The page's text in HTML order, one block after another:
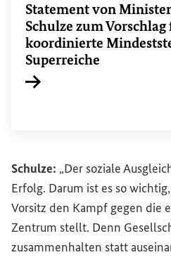
Statementvon
Schulze zum
koordinierte
Superreiche
Schulze: „Der soziale
Erfolg. Darum ist es so
Vorsitz den Kampf gegen die
Zentrum stellt. Denn
zusammenhalten statt